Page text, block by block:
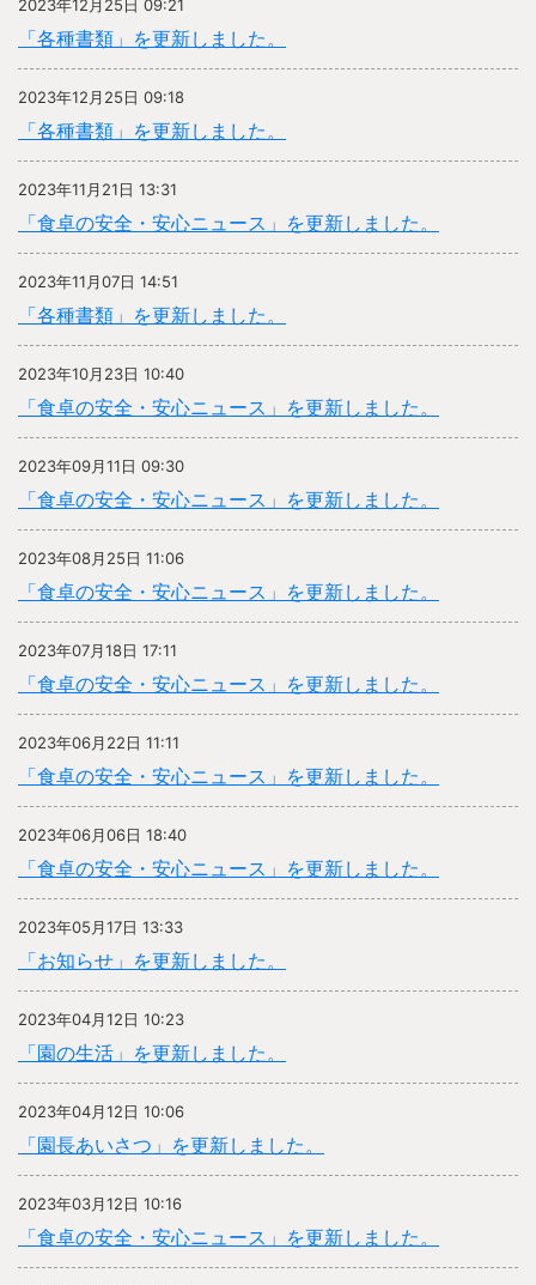
2023年12月25日 09:21
「各種書類」を更新しました。
2023年12月25日 09:18
「各種書類」を更新しました。
2023年11月21日 13:31
「食卓の安全・安心ニュース」を更新しました。
2023年11月07日 14:51
「各種書類」を更新しました。
2023年10月23日 10:40
「食卓の安全・安心ニュース」を更新しました。
2023年09月11日 09:30
「食卓の安全・安心ニュース」を更新しました。
2023年08月25日 11:06
「食卓の安全・安心ニュース」を更新しました。
2023年07月18日 17:11
「食卓の安全・安心ニュース」を更新しました。
2023年06月22日 11:11
「食卓の安全・安心ニュース」を更新しました。
2023年06月06日 18:40
「食卓の安全・安心ニュース」を更新しました。
2023年05月17日 13:33
「お知らせ」を更新しました。
2023年04月12日 10:23
「園の生活」を更新しました。
2023年04月12日 10:06
「園長あいさつ」を更新しました。
2023年03月12日 10:16
「食卓の安全・安心ニュース」を更新しました。